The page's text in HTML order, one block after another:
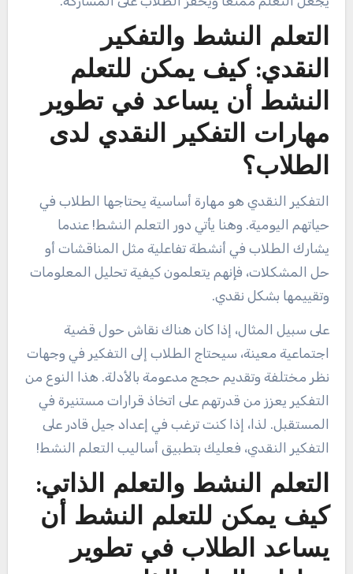
التعلم النشط والتفكير
النقدي: كيف يمكن للتعلم
النشط أن يساعد في تطوير
مهارات التفكير النقدي لدى
الطلاب؟
التفكير النقدي هو مهارة أساسية يحتاجها الطلاب في
حياتهم اليومية. وهنا يأتي دور التعلم النشط! عندما
يشارك الطلاب في أنشطة تفاعلية مثل المناقشات أو
حل المشكلات، فإنهم يتعلمون كيفية تحليل المعلومات
وتقييمها بشكل نقدي.
على سبيل المثال، إذا كان هناك نقاش حول قضية
اجتماعية معينة، سيحتاج الطلاب إلى التفكير في وجهات
نظر مختلفة وتقديم حجج مدعومة بالأدلة. هذا النوع من
التفكير يعزز من قدرتهم على اتخاذ قرارات مستنيرة في
المستقبل. لذا، إذا كنت ترغب في إعداد جيل قادر على
التفكير النقدي، فعليك بتطبيق أساليب التعلم النشط!
التعلم النشط والتعلم الذاتي:
كيف يمكن للتعلم النشط أن
يساعد الطلاب في تطوير